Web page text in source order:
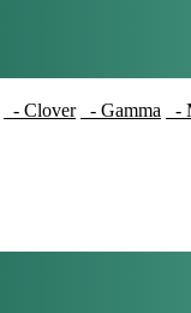
- Clover - Gamma -